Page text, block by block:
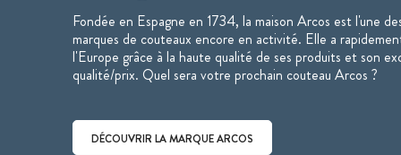
Fil Silk Edge : angle de 20° pour
Mitre carrée : affûtage total de la
Caractéristiques du Coffret Couteaux
Collection : Manhattan
Fondée en Espagne en 1734, la maison Arcos est l'une
marques de couteaux encore en activité. Elle a
l'Europe grâce à la haute qualité de ses produits et son
qualité/prix. Quel sera votre prochain couteau Arcos ?
DÉCOUVRIR LA MARQUE ARCOS